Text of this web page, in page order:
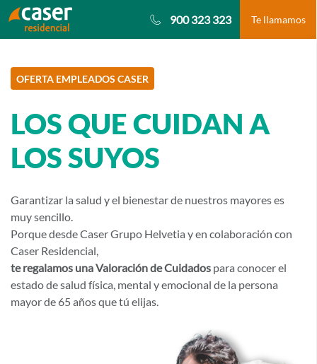
Saltar
contenido
principal
900 323 323 Te llamamos
OFERTA EMPLEADOS CASER
LOS QUE CUIDAN A
LOS SUYOS
Garantizar la salud y el bienestar de nuestros mayores es
muy sencillo.
Porque desde Caser Grupo Helvetia y en colaboración con
Caser Residencial,
te regalamos una Valoración de Cuidados para conocer el
estado de salud física, mental y emocional de la persona
mayor de 65 años que tú elijas.